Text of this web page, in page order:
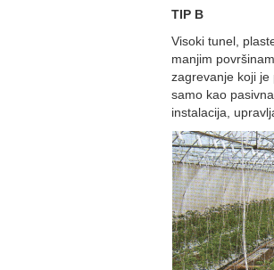
TIP B
Visoki tunel,
manjim
zagrevanje koji je
samo kao
instalacija,